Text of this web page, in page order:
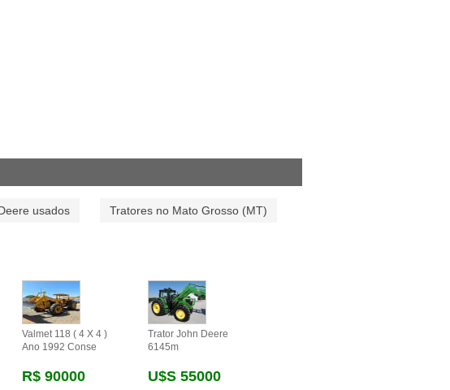
usados Tratores no Mato Grosso (MT)
Valmet 118 ( 4 X 4 )
Ano 1992 Conse
R$ 90000
Trator John Deere
6145m
U$s 55000